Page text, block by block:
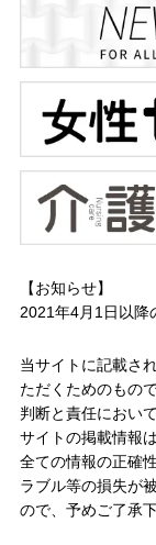
【お知らせ】
2021年4月1日以降
当サイトに記載さ
ただくためのもの
判断と責任におい
サイトの掲載情報
全ての情報の正確
ラブル等の損失が
ので、予めご了承下